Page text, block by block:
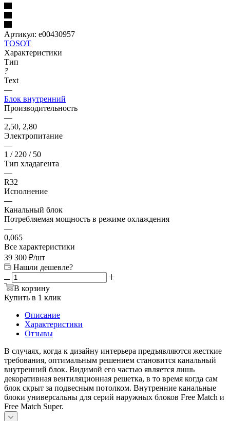
Артикул: e00430957
TOSOT
Характеристики
Тип
?
Text
—
Блок внутренний
Производительность
—
2,50, 2,80
Электропитание
—
1 / 220 / 50
Тип хладагента
—
R32
Исполнение
—
Канальный блок
Потребляемая мощность в режиме охлаждения
—
0,065
Все характеристики
39 300 ₽/шт
Нашли дешевле?
В корзину
Купить в 1 клик
Описание
Характеристики
Отзывы
В случаях, когда к дизайну интерьера предъявляются жесткие
требования, оптимальным решением становится канальный
внутренний блок. Видимой его частью является лишь
декоративная вентиляционная решетка, в то время когда сам
блок скрыт за подвесным потолком. Внутренние канальные
блоки универсальны для серий наружных блоков Free Match и
Free Match Super.